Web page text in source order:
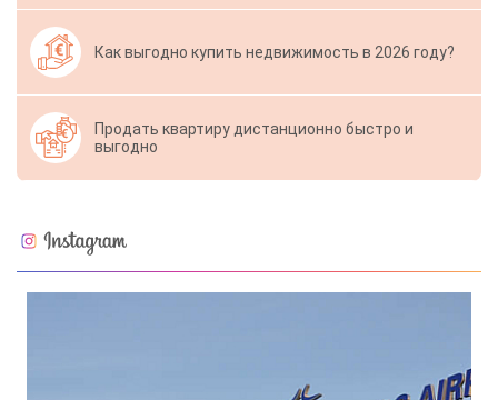
Как выгодно купить недвижимость в 2026 году?
Продать квартиру дистанционно быстро и
выгодно